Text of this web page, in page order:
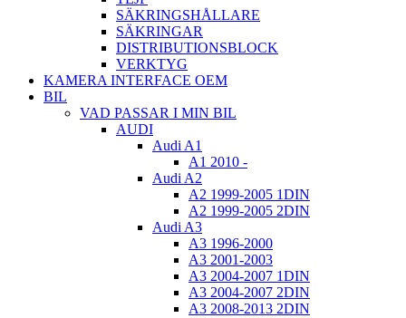
SÄKRINGSHÅLLARE
SÄKRINGAR
DISTRIBUTIONSBLOCK
VERKTYG
KAMERA INTERFACE OEM
BIL
VAD PASSAR I MIN BIL
AUDI
Audi A1
A1 2010 -
Audi A2
A2 1999-2005 1DIN
A2 1999-2005 2DIN
Audi A3
A3 1996-2000
A3 2001-2003
A3 2004-2007 1DIN
A3 2004-2007 2DIN
A3 2008-2013 2DIN